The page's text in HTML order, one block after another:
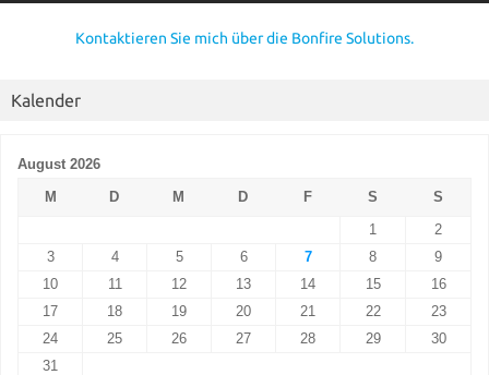
Kontaktieren Sie mich über die Bonfire Solutions.
Kalender
August 2026
M
D M D F S
S
1
2
3
4 5 6 7 8
9
10
11 12 13 14 15
16
17
18 19 20 21 22
23
24
25 26 27 28 29
30
31